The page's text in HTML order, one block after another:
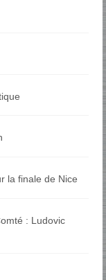
la finale de Nice
: Ludovic